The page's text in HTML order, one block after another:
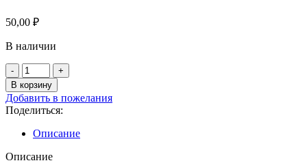
50,00 ₽
В наличии
Количество
товара
Морковь
Длинная
Красная
Без
Сердцевины/
Сем
В корзину
Добавить в пожелания
Поделиться:
Описание
Описание